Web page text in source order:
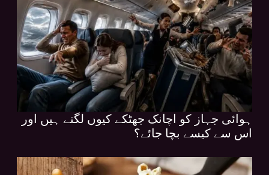
ہوائی جہاز کو اچانک جھٹکے کیوں لگتے ہیں اور
اس سے کیسے بچا جائے؟